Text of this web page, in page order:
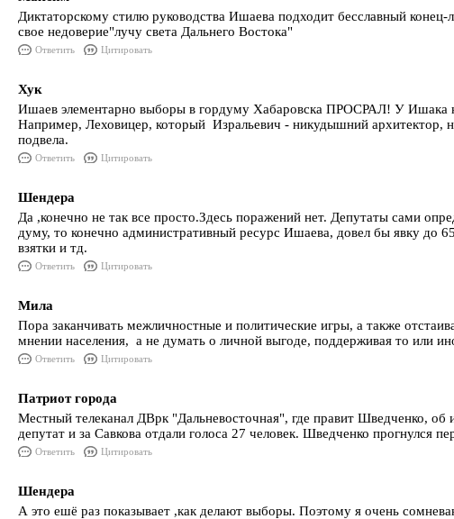
Диктаторскому стилю руководства Ишаева подходит бесславный
свое недоверие"лучу света Дальнего Востока"
Ответить Цитировать
Хук
Ишаев элементарно выборы в гордуму Хабаровска ПРОСРАЛ! У Ишака
Например, Леховицер, который Изральевич - никудышний архитектор,
подвела.
Ответить Цитировать
Шендера
Да ,конечно не так все просто.Здесь поражений нет. Депутаты сами
думу, то конечно административный ресурс Ишаева, довел бы явку до
взятки и тд.
Ответить Цитировать
Мила
Пора заканчивать межличностные и политические игры, а также
мнении населения, а не думать о личной выгоде, поддерживая то или
Ответить Цитировать
Патриот города
Местный телеканал ДВрк "Дальневосточная", где правит Шведченко, об
депутат и за Савкова отдали голоса 27 человек. Шведченко прогнулся
Ответить Цитировать
Шендера
А это ешё раз показывает ,как делают выборы. Поэтому я очень